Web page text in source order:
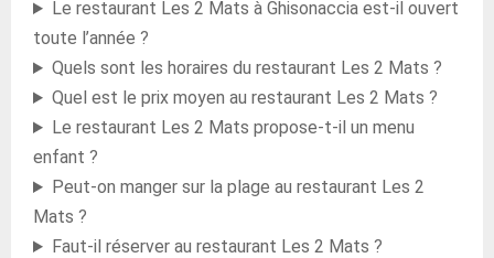
Le restaurant Les 2 Mats à Ghisonaccia est-il ouvert
toute l’année ?
Quels sont les horaires du restaurant Les 2 Mats ?
Quel est le prix moyen au restaurant Les 2 Mats ?
Le restaurant Les 2 Mats propose-t-il un menu
enfant ?
Peut-on manger sur la plage au restaurant Les 2
Mats ?
Faut-il réserver au restaurant Les 2 Mats ?